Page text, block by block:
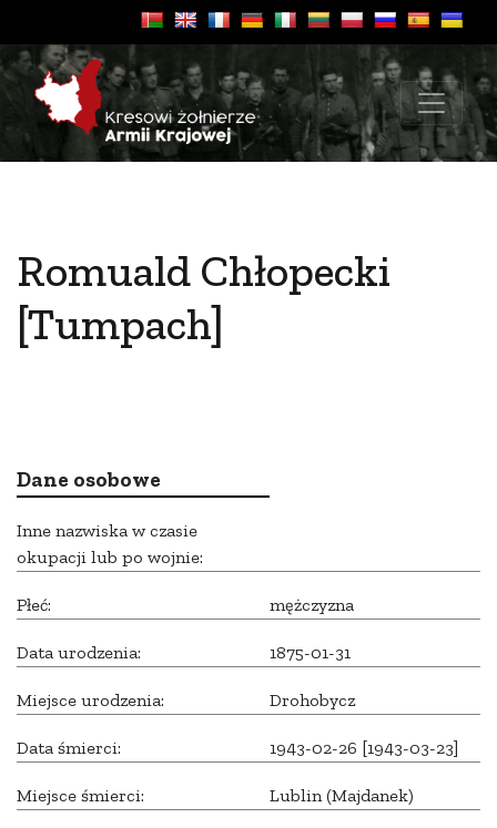
Romuald Chłopecki
[Tumpach]
Dane osobowe
Inne nazwiska w czasie
okupacji lub po wojnie:
Płeć: mężczyzna
Data urodzenia: 1875-01-31
Miejsce urodzenia: Drohobycz
Data śmierci: 1943-02-26 [1943-03-23]
Miejsce śmierci: Lublin (Majdanek)